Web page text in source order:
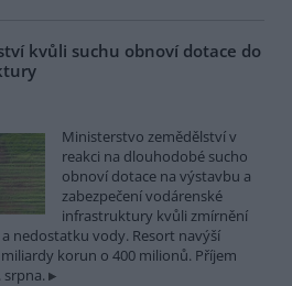
kvůli suchu obnoví dotace do
Ministerstvo zemědělství v
reakci na dlouhodobé sucho
obnoví dotace na výstavbu a
zabezpečení vodárenské
infrastruktury kvůli zmírnění
nedostatku vody. Resort navýší
korun o 400 milionů. Příjem